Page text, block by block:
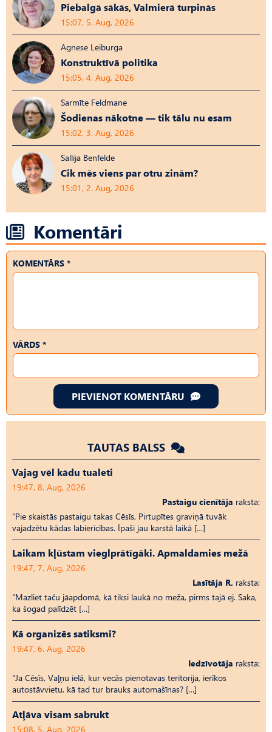
Piebalgā sākās, Valmierā turpinās
15:07, 5. Aug, 2026
Agnese Leiburga
Konstruktīvā politika
15:05, 4. Aug, 2026
Sarmīte Feldmane
Šodienas nākotne — tik tālu nu esam
15:02, 3. Aug, 2026
Sallija Benfelde
Cik mēs viens par otru zinām?
15:01, 2. Aug, 2026
Komentāri
KOMENTĀRS *
VĀRDS *
PIEVIENOT KOMENTĀRU
TAUTAS BALSS
Vajag vēl kādu tualeti
19:47, 8. Aug, 2026
Pastaigu cienītāja raksta:
“Pie skaistās pastaigu takas Cēsīs, Pirtupītes graviņā tuvāk
vajadzētu kādas labierīcības. Īpaši jau karstā laikā […]
Laikam kļūstam vieglprātīgāki. Apmaldamies mežā
19:47, 7. Aug, 2026
Lasītāja R. raksta:
“Mazliet taču jāapdomā, kā tiksi laukā no meža, pirms tajā ej. Saka,
ka šogad palīdzēt […]
Kā organizēs satiksmi?
19:47, 6. Aug, 2026
Iedzīvotāja raksta:
“Ja Cēsīs, Vaļņu ielā, kur vecās pienotavas teritorija, ierīkos
autostāvvietu, kā tad tur brauks automašīnas? […]
Atļāva visam sabrukt
15:08, 5. Aug, 2026